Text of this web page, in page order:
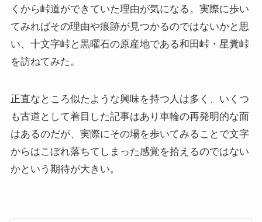
くから峠道ができていた理由が気になる。実際に歩い
てみればその理由や痕跡が見つかるのではないかと思
い、十文字峠と黒曜石の原産地である和田峠・星糞峠
を訪ねてみた。
正直なところ似たような興味を持つ人は多く、いくつ
も古道として着目した記事はあり車輪の再発明的な面
はあるのだが、実際にその場を歩いてみることで文字
からはこぼれ落ちてしまった感覚を拾えるのではない
かという期待が大きい。